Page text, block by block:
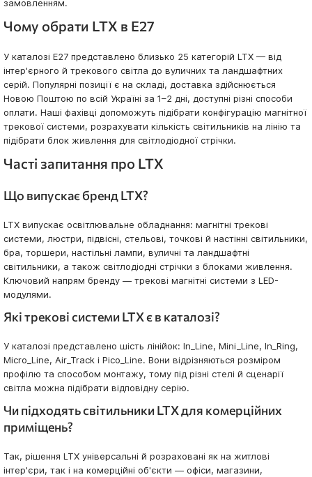
замовленням.
Чому обрати LTX в E27
У каталозі E27 представлено близько 25 категорій LTX — від
інтер'єрного й трекового світла до вуличних та ландшафтних
серій. Популярні позиції є на складі, доставка здійснюється
Новою Поштою по всій Україні за 1–2 дні, доступні різні способи
оплати. Наші фахівці допоможуть підібрати конфігурацію магнітної
трекової системи, розрахувати кількість світильників на лінію та
підібрати блок живлення для світлодіодної стрічки.
Часті запитання про LTX
Що випускає бренд LTX?
LTX випускає освітлювальне обладнання: магнітні трекові
системи, люстри, підвісні, стельові, точкові й настінні світильники,
бра, торшери, настільні лампи, вуличні та ландшафтні
світильники, а також світлодіодні стрічки з блоками живлення.
Ключовий напрям бренду — трекові магнітні системи з LED-
модулями.
Які трекові системи LTX є в каталозі?
У каталозі представлено шість лінійок: In_Line, Mini_Line, In_Ring,
Micro_Line, Air_Track і Pico_Line. Вони відрізняються розміром
профілю та способом монтажу, тому під різні стелі й сценарії
світла можна підібрати відповідну серію.
Чи підходять світильники LTX для комерційних
приміщень?
Так, рішення LTX універсальні й розраховані як на житлові
інтер'єри, так і на комерційні об'єкти — офіси, магазини,